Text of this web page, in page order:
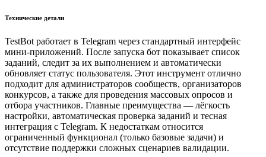
Технические детали
TestBot работает в Telegram через стандартный интерфейс
мини-приложений. После запуска бот показывает список
заданий, следит за их выполнением и автоматически
обновляет статус пользователя. Этот инструмент отлично
подходит для администраторов сообществ, организаторов
конкурсов, а также для проведения массовых опросов и
отбора участников. Главные преимущества — лёгкость
настройки, автоматическая проверка заданий и тесная
интеграция с Telegram. К недостаткам относится
ограниченный функционал (только базовые задачи) и
отсутствие поддержки сложных сценариев валидации.